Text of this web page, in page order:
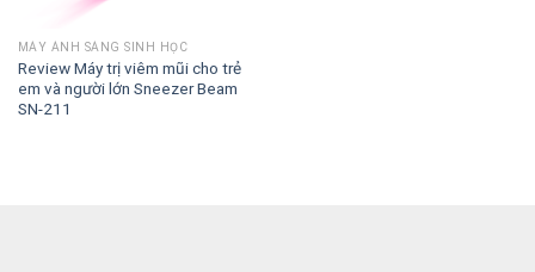
MÁY ÁNH SÁNG SINH HỌC
Review Máy trị viêm mũi cho trẻ
em và người lớn Sneezer Beam
SN-211